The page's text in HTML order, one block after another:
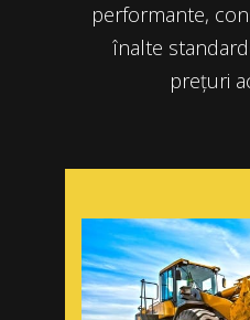
performante,
înalte
prețuri